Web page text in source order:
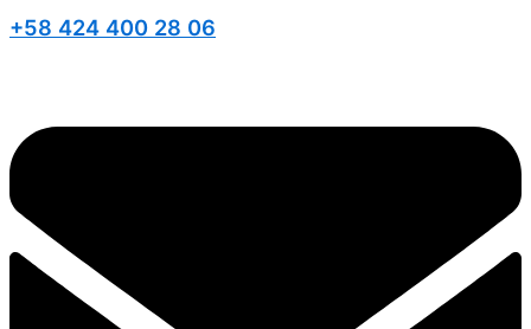
+58 424 400 28 06